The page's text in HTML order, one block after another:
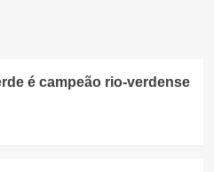
é campeão rio-verdense